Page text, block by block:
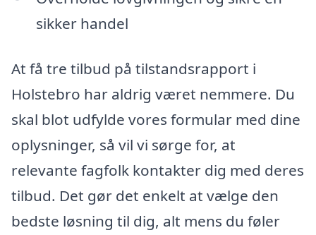
sikker handel
At få tre tilbud på tilstandsrapport i
Holstebro har aldrig været nemmere. Du
skal blot udfylde vores formular med dine
oplysninger, så vil vi sørge for, at
relevante fagfolk kontakter dig med deres
tilbud. Det gør det enkelt at vælge den
bedste løsning til dig, alt mens du føler